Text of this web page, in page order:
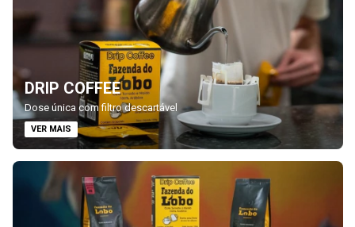
DRIP COFFEE
Dose única com filtro descartável
VER MAIS